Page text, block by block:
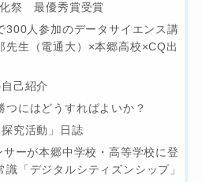
祭 最優秀賞受賞
300人参加のデータサイエンス講
先生（電通大）×本郷高校×CQ出
己紹介
にはどうすればよいか？
究活動」日誌
ーが本郷中学校・高等学校に登
「デジタルシティズンシップ」